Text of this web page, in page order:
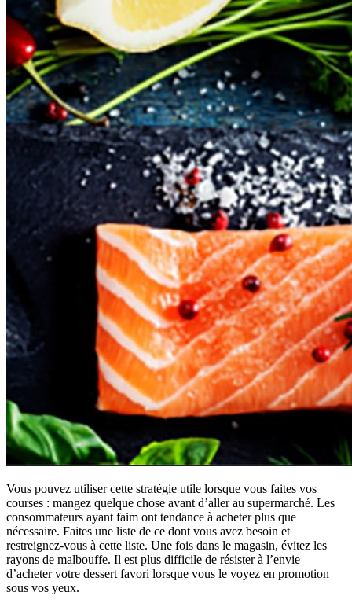
Vous pouvez utiliser cette stratégie utile lorsque vous faites vos
courses : mangez quelque chose avant d’aller au supermarché. Les
consommateurs ayant faim ont tendance à acheter plus que
nécessaire. Faites une liste de ce dont vous avez besoin et
restreignez-vous à cette liste. Une fois dans le magasin, évitez les
rayons de malbouffe. Il est plus difficile de résister à l’envie
d’acheter votre dessert favori lorsque vous le voyez en promotion
sous vos yeux.